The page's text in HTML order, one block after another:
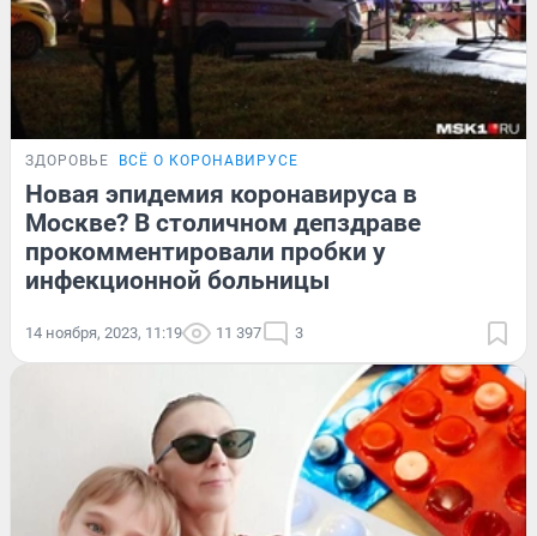
ЗДОРОВЬЕ ВСЁ О КОРОНАВИРУСЕ
Новая эпидемия коронавируса в
Москве? В столичном депздраве
прокомментировали пробки у
инфекционной больницы
14 ноября, 2023, 11:19 11 397 3